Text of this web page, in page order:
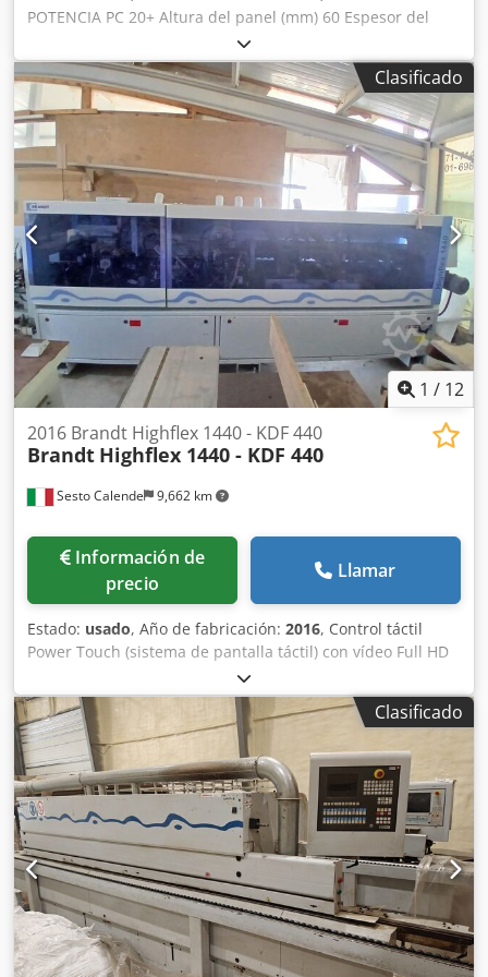
POTENCIA PC 20+ Altura del panel (mm) 60 Espesor del
canto de PVC-ABS (mm) 3 Espesor del canto de madera
maciza (mm) 12 Velocidad de avance 20 m/min Guía de
entrada manual Unidad de precorte Unidad de aplicación
y prefusión de cola EVA Placa portacantos Unidad de
recorte de extremos Unidad de recorte superpuesto de
dos motores Unidad de biselado escalonado de dos
motores con ajustes NC Unidad de redondeo de dos
motores Unidad de raspado de cantos Unidad de raspado
de cola Unidad de cepillo Cedsw Db Rfspfx Akiorf
Clasificado
1 / 12
Sesto Calende 9,662 km
2016 Brandt Highflex 1440 - KDF 440
Brandt Highflex 1440 - KDF 440
Información de
precio
Llamar
Estado: usado, Año de fabricación: 2016, Control táctil
Power Touch (sistema de pantalla táctil) con vídeo Full HD
de 21" Altura del panel: 60 mm PVC/ABS: 3 mm Madera
maciza: hasta 12 mm Velocidad de avance: hasta 20 m/min
Altura de trabajo ajustable electrónicamente mediante
control numérico Guía de soporte del panel con funciones
de ralentí Transportador de rodillos lateral con ruedas de
ralentí para el soporte del panel Grupo antiadherente
Grupo rectificador de dos motores Placa portarollos Grupo
de encolado de cola EVA con unidad de prefusión y
depósito de cola Grupo de presión de cantos en perfiles
rectos con rodillos de presión ajustables automáticamente
por control numérico Grupo de recorte de extremos con
ajuste automático de inclinación Grupo de biselado de dos
motores con ajuste Grupo de redondeo multifunción de
dos motores (biselado + redondeo) Grupo de raspado de
Clasificado